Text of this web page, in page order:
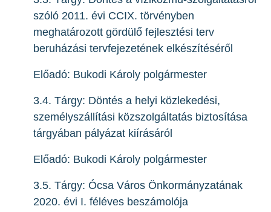
szóló 2011. évi CCIX. törvényben
meghatározott gördülő fejlesztési terv
beruházási tervfejezetének elkészítéséről
Előadó: Bukodi Károly polgármester
3.4. Tárgy: Döntés a helyi közlekedési,
személyszállítási közszolgáltatás biztosítása
tárgyában pályázat kiírásáról
Előadó: Bukodi Károly polgármester
3.5. Tárgy: Ócsa Város Önkormányzatának
2020. évi I. féléves beszámolója